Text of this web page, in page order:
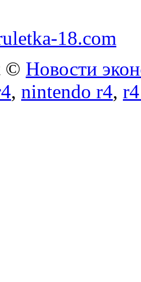
18.com
© Новости
, nintendo r4,